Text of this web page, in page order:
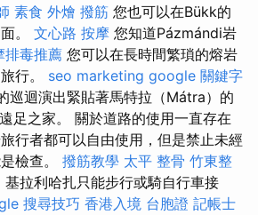
素食 外燴 撥筋 您也可以在Bükk的
。 文心路 按摩 您知道Pázmándi岩
排毒推薦 您可以在長時間繁瑣的熔岩
行。 seo marketing google 關鍵字
巡迴演出緊貼著馬特拉（Mátra）的
足之家。 關於道路的使用一直存在
行者都可以自由使用，但是禁止未經
檢查。 撥筋教學 太平 整骨 竹東整
拉利哈扎只能步行或騎自行車接
搜尋技巧 香港入境 台胞證 記帳士